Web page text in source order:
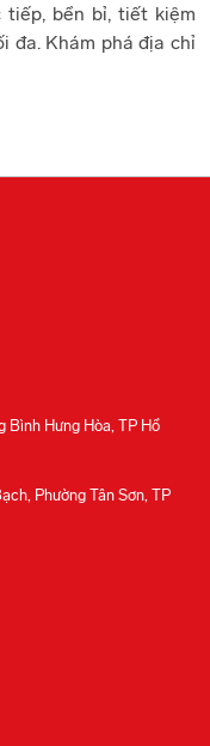
bền bỉ, tiết kiệm
đa. Khám phá địa chỉ
Hưng Hòa, TP Hồ
Phường Tân Sơn, TP